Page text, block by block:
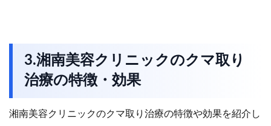
3.湘南美容クリニックのクマ取り
治療の特徴・効果
​​湘南美容クリニックのクマ取り治療の特徴や効果を紹介し